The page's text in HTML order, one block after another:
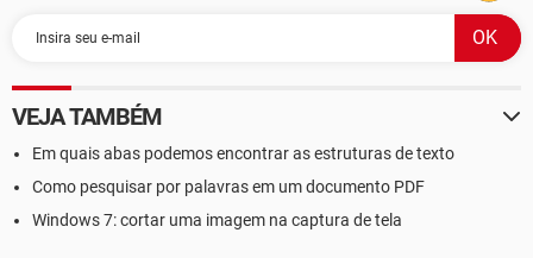
VEJA TAMBÉM
Em quais abas podemos encontrar as estruturas de texto
Como pesquisar por palavras em um documento PDF
Windows 7: cortar uma imagem na captura de tela